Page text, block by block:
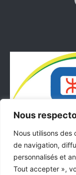
Nous
Nous utilisons des
de navigation,
personnalisés et
Tout accepter »,
J'ADHÈRE